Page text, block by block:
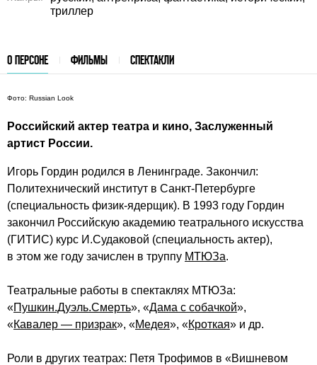
триллер
О ПЕРСОНЕ ФИЛЬМЫ СПЕКТАКЛИ
Фото: Russian Look
Российский актер театра и кино, Заслуженный
артист России.
Игорь Гордин родился в Ленинграде. Закончил:
Политехнический институт в Санкт-Петербурге
(специальность физик-ядерщик). В 1993 году Гордин
закончил Российскую академию театрального искусства
(ГИТИС) курс И.Судаковой (специальность актер),
в этом же году зачислен в труппу МТЮЗа.
Театральные работы в спектаклях МТЮЗа:
«Пушкин.Дуэль.Смерть», «Дама с собачкой»,
«Кавалер — призрак», «Медея», «Кроткая» и др.
Роли в других театрах: Петя Трофимов в «Вишневом